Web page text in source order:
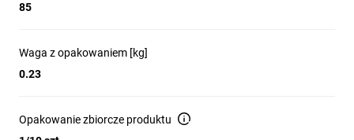
85
Waga z opakowaniem [kg]
0.23
Opakowanie zbiorcze produktu